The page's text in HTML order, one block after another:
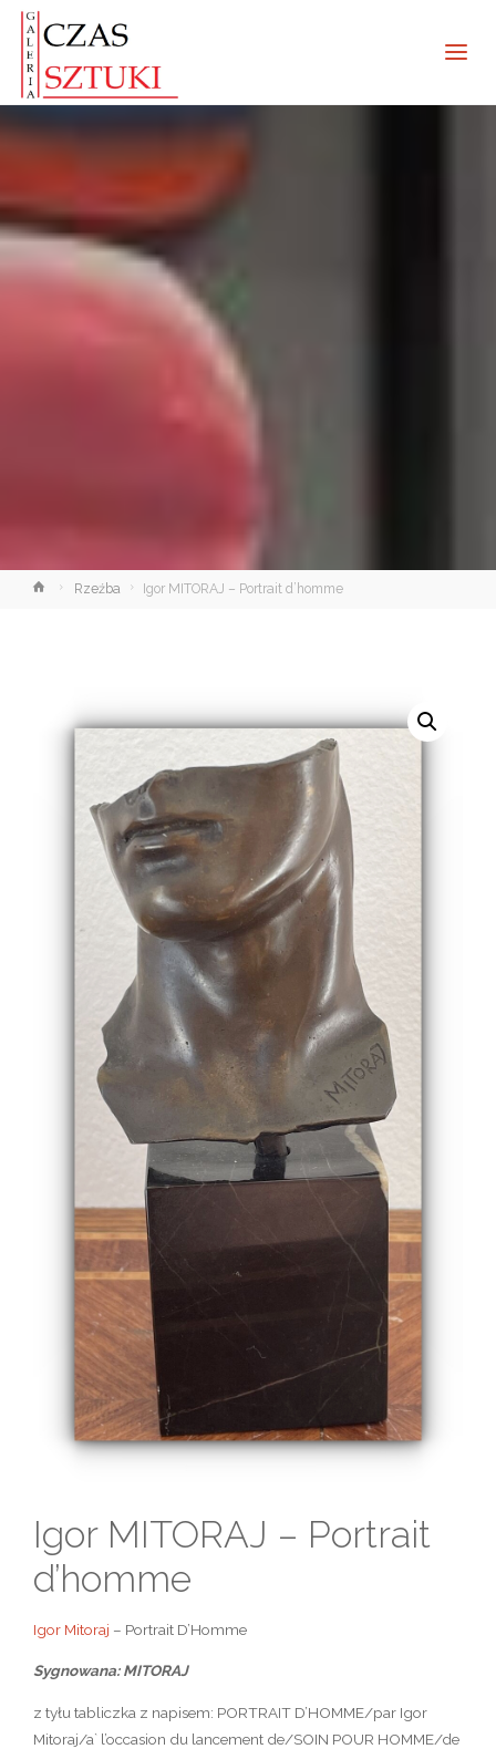
StronaRzeźba Igor MITORAJ – Portrait d’homme
Igor MITORAJ – Portrait
d’homme
Igor Mitoraj – Portrait D’Homme
Sygnowana: MITORAJ
z tyłu tabliczka z napisem: PORTRAIT D’HOMME/par Igor
Mitoraj/a` l’occasion du lancement de/SOIN POUR HOMME/de